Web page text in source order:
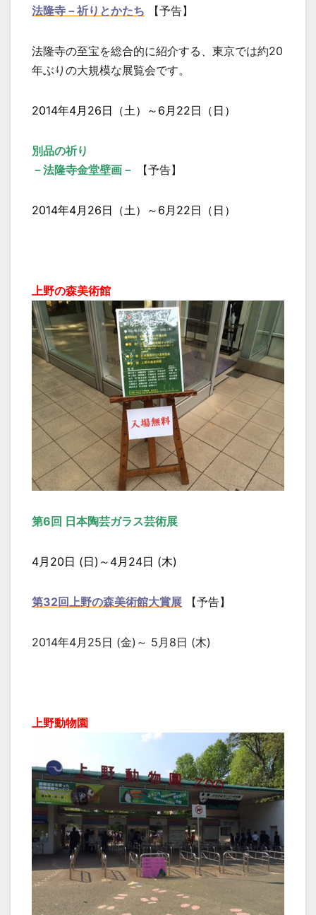
法隆寺－祈りとかたち 【予告】
法隆寺の至宝を総合的に紹介する、東京では約20
年ぶりの大規模な展覧会です。
2014年4月26日（土）～6月22日（日）
別品の祈り
－法隆寺金堂壁画－
【予告】
2014年4月26日（土）～6月22日（日）
上野の森美術館
第6回 日本陶芸ガラス芸術展
4月20日 (日)～4月24日 (木)
第32回上野の森美術館大賞展 【予告】
2014年4月25日 (金)～ 5月8日 (木)
上野動物園